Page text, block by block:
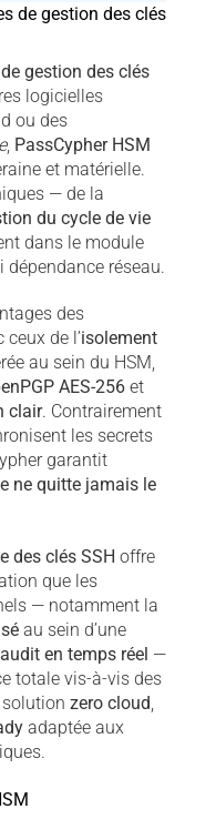
de gestion des clés
gestion des clés
logicielles
ou des
, PassCypher HSM
et matérielle.
— de la
du cycle de vie
dans le module
réseau.
des
ceux de l’isolement
au sein du HSM,
AES-256 et
clair. Contrairement
les secrets
garantit
ne quitte jamais le
des clés SSH offre
que les
— notamment la
au sein d’une
audit en temps réel —
totale vis-à-vis des
zero cloud,
adaptée aux